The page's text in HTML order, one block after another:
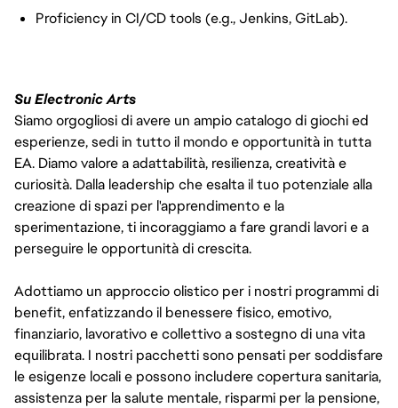
Proficiency in CI/CD tools (e.g., Jenkins, GitLab).
Su Electronic Arts
Siamo orgogliosi di avere un ampio catalogo di giochi ed
esperienze, sedi in tutto il mondo e opportunità in tutta
EA. Diamo valore a adattabilità, resilienza, creatività e
curiosità. Dalla leadership che esalta il tuo potenziale alla
creazione di spazi per l'apprendimento e la
sperimentazione, ti incoraggiamo a fare grandi lavori e a
perseguire le opportunità di crescita.
Adottiamo un approccio olistico per i nostri programmi di
benefit, enfatizzando il benessere fisico, emotivo,
finanziario, lavorativo e collettivo a sostegno di una vita
equilibrata. I nostri pacchetti sono pensati per soddisfare
le esigenze locali e possono includere copertura sanitaria,
assistenza per la salute mentale, risparmi per la pensione,